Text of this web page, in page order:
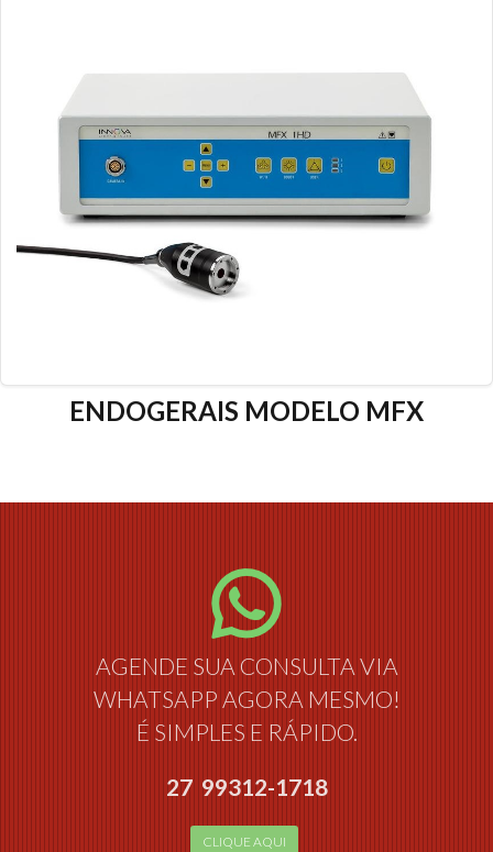
ENDOGERAIS MODELO MFX
AGENDE SUA CONSULTA VIA
WHATSAPP AGORA MESMO!
É SIMPLES E RÁPIDO.
27 99312-1718
CLIQUE AQUI